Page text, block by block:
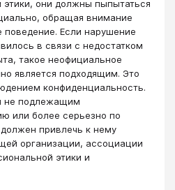
этики, они должны пыпытаться
обращая внимание
поведение. Если нарушение
в связи с недостатком
такое неофициальное
является подходящим. Это
конфиденциальность.
не подлежащим
или более серьезно по
привлечь к нему
организации, ассоциации
этики и